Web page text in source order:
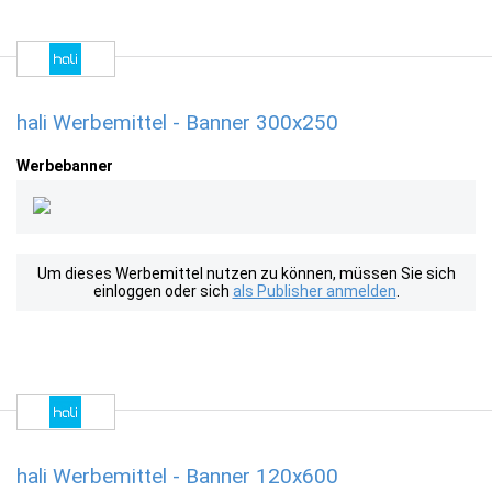
hali Werbemittel - Banner 300x250
Werbebanner
Um dieses Werbemittel nutzen zu können, müssen Sie sich
einloggen oder sich als Publisher anmelden
hali Werbemittel - Banner 120x600